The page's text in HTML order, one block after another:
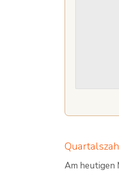
Am heutigen